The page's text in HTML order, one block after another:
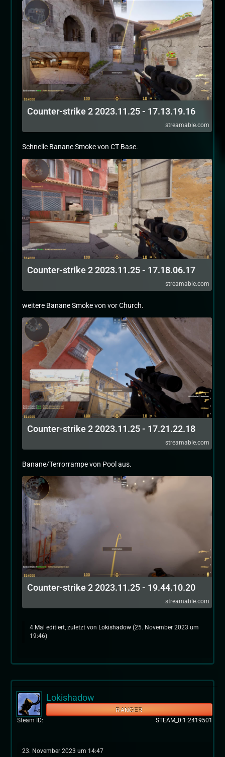
Counter-strike 2 2023.11.25 - 17.13.19.16
streamable.com
Schnelle Banane Smoke von CT Base.
Counter-strike 2 2023.11.25 - 17.18.06.17
streamable.com
weitere Banane Smoke von vor Church.
Counter-strike 2 2023.11.25 - 17.21.22.18
streamable.com
Banane/Terrorrampe von Pool aus.
Counter-strike 2 2023.11.25 - 19.44.10.20
streamable.com
4 Mal editiert, zuletzt von Lokishadow (25. November 2023 um
19:46)
Lokishadow
RANGER
Steam ID
STEAM_0:1:2419501
23. November 2023 um 14:47